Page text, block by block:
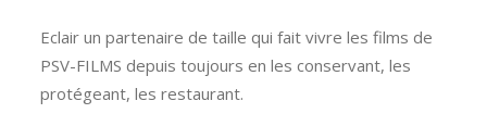
Eclair un partenaire de taille qui fait vivre les films de
PSV-FILMS depuis toujours en les conservant, les
protégeant, les restaurant.